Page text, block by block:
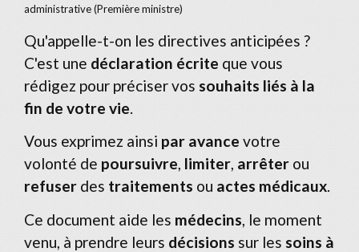
administrative (Première ministre)
Qu'appelle-t-on les directives anticipées ?
C'est une déclaration écrite que vous
rédigez pour préciser vos souhaits liés à la
fin de votre vie.
Vous exprimez ainsi par avance votre
volonté de poursuivre, limiter, arrêter ou
refuser des traitements ou actes médicaux.
Ce document aide les médecins, le moment
venu, à prendre leurs décisions sur les soins à